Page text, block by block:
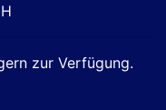
zur Verfügung.